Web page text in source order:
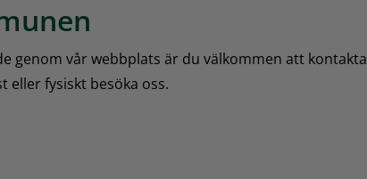
genom vår webbplats är du välkommen att kontakta
eller fysiskt besöka oss.